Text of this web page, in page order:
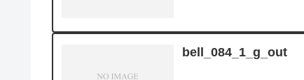
bell_084_1_g_out